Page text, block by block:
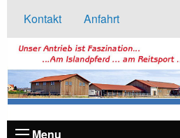
Kontakt Anfahrt
Menu